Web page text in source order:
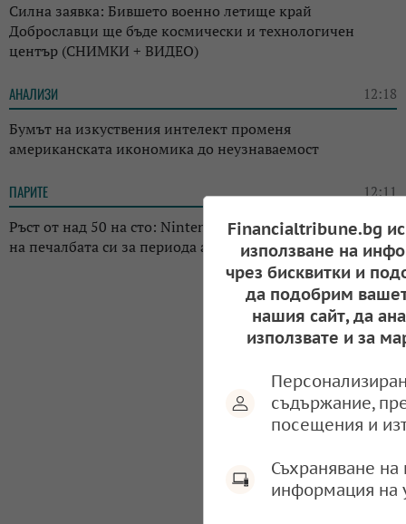
Силна заявка: Бившето военно летище край
Доброславци ще бъде космически и технологичен
център (СНИМКИ + ВИДЕО)
АНАЛИЗИ 12:18
Бумът на изкуствения интелект променя
американската икономика до неузнаваемост
ПАРИТЕ 12:11
Ръст от над 50 на сто: Nintendo отчете драстичен скок
на печалбата си за периода април-юни 2026 г.
Financialtribune.bg
използване на
чрез бисквитки и
да подобрим
нашия сайт, да
използвате и за
съдържание,
посещения и
Съхраняване
информация на